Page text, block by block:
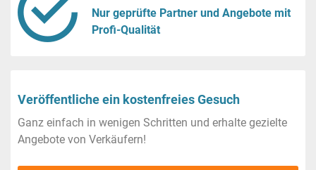
Nur geprüfte Partner und Angebote mit
Profi-Qualität
Veröffentliche ein kostenfreies Gesuch
Ganz einfach in wenigen Schritten und erhalte gezielte
Angebote von Verkäufern!